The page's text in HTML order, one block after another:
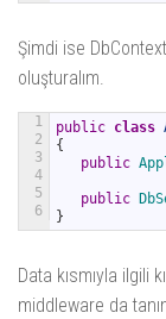
Şimdi ise
oluşturalım.
1
2
3
4
5
6
public class
{
public
public
}
Data kısmıyla ilgili
middleware da